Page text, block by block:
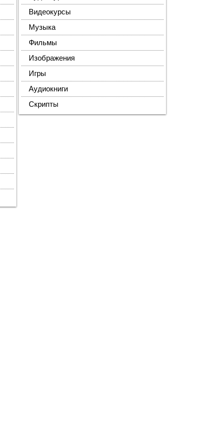
Видеокурсы
Музыка
Фильмы
Изображения
Игры
Аудиокниги
Скрипты